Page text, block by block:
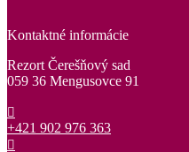
Kontaktné informácie
Rezort Čerešňový sad
059 36 Mengusovce 91
+421 902 976 363